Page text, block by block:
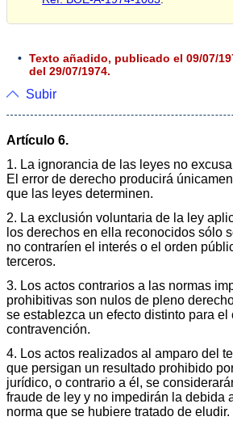
Texto añadido, publicado el 09/07/
del 29/07/1974.
Subir
Artículo 6.
1. La ignorancia de las leyes no
El error de derecho producirá
que las leyes determinen.
2. La exclusión voluntaria de la ley
los derechos en ella reconocidos sólo
no contraríen el interés o el orden
terceros.
3. Los actos contrarios a las normas
prohibitivas son nulos de pleno
se establezca un efecto distinto para el
contravención.
4. Los actos realizados al amparo del
que persigan un resultado prohibido
jurídico, o contrario a él, se
fraude de ley y no impedirán la debida
norma que se hubiere tratado de eludir.